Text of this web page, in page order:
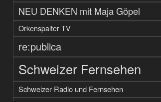
NEU DENKEN mit Maja Göpel
Orkenspalter TV
re:publica
Schweizer Fernsehen
Schweizer Radio und Fernsehen